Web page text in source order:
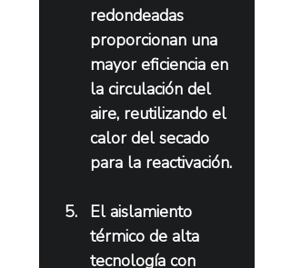
redondeadas
proporcionan una
mayor eficiencia en
la circulación del
aire, reutilizando el
calor del secado
para la reactivación.
El aislamiento
térmico de alta
tecnología con